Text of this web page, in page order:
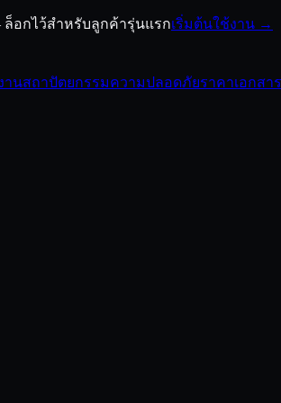
อกไว้สำหรับลูกค้ารุ่นแรกเริ่มต้นใช้งาน →
านสถาปัตยกรรมความปลอดภัยราคาเอกสาร